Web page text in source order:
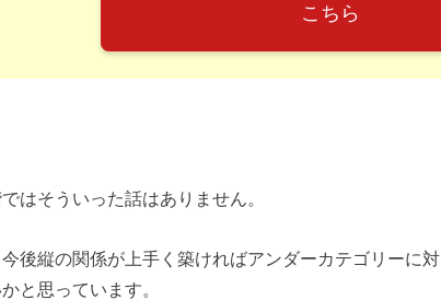
こちら
はそういった話はありません。
後縦の関係が上手く築ければアンダーカテゴリーに
と思っています。